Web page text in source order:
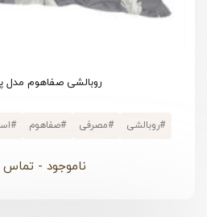
روبالشی صفاهوم مدل
#روبالشی #مصرفی #صفاهوم #
ناموجود - تماس